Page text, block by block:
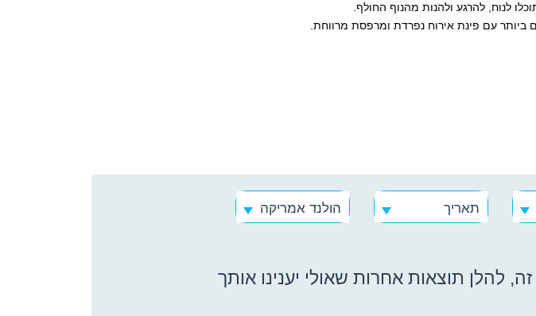
לנוח, להרגע ולהנות מהנוף החולף.
עם פינת אירוח נפרדת ומרפסת מרווחת.
תאריך הולנד אמריקה
להלן תוצאות אחרות שאולי יענינו אותך